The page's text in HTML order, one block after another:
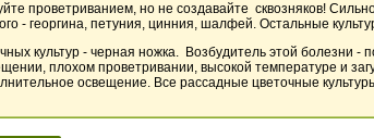
проветриванием, но не создавайте сквозняков!
- георгина, петуния, цинния, шалфей. Остальные
культур - черная ножка. Возбудитель этой болезни
плохом проветривании, высокой температуре и
освещение. Все рассадные цветочные